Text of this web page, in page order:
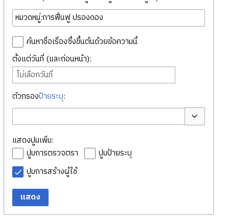
ค้นหาชื่อเรื่องซึ่งขึ้นต้นด้วยข้อความนี้
ตั้งแต่วันที่ (และก่อนหน้า):
ไม่เลือกวันที่
ตัวกรองป้ายระบุ:
สลับตัวเลือก
แสดงปูมเพิ่ม:
ปูมการตรวจตรา
ปูมป้ายระบุ
ปูมการสร้างผู้ใช้
แสดง